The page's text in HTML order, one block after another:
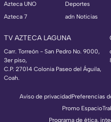
Azteca UNO
Azteca 7
Deportes
adn Noticias
TV AZTECA LAGUNA
Carr. Torreón - San Pedro No. 9000,
3er piso,
C.P. 27014 Colonia Paseo del Águila,
Coah.
Aviso de privacidadPreferencias
Promo Espacio
Programa de ética,